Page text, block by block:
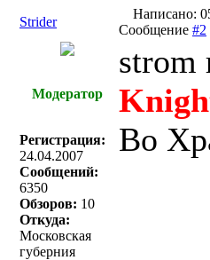
Strider
Написано:
Сообщение #2
Модератор
Регистрация:
24.04.2007
Сообщений:
6350
Обзоров: 10
Откуда:
Московская
губерния
strom
Во